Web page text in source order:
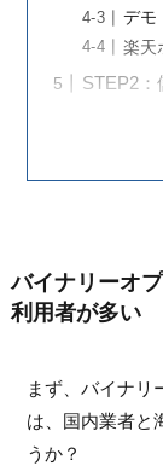
デモ
楽天
STEP2：
バイナリーオ
利用者が多い
まず、バイナリ
は、国内業者と
うか？